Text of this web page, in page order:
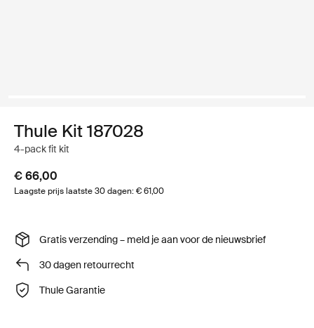
Thule Kit 187028
4-pack fit kit
€ 66,00
Laagste prijs laatste 30 dagen: € 61,00
Gratis verzending – meld je aan voor de nieuwsbrief
30 dagen retourrecht
Thule Garantie